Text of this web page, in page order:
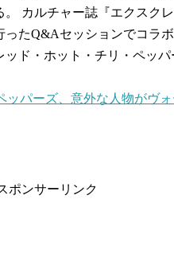
カルチャー誌『エクスク
たQ&Aセッションでコラ
ド・ホット・チリ・ペッ
ッパーズ、意外な人物がヴ
ポンサーリンク